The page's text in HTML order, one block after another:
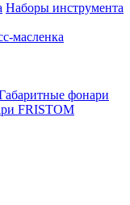
Наборы инструмента
масленка
фонари
FRISTOM